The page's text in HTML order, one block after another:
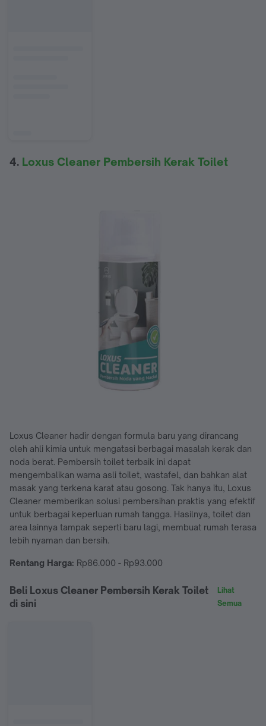
4. Loxus Cleaner Pembersih Kerak Toilet
Loxus Cleaner hadir dengan formula baru yang dirancang
oleh ahli kimia untuk mengatasi berbagai masalah kerak dan
noda berat. Pembersih toilet terbaik ini dapat
mengembalikan warna asli toilet, wastafel, dan bahkan alat
masak yang terkena karat atau gosong. Tak hanya itu, Loxus
Cleaner memberikan solusi pembersihan praktis yang efektif
untuk berbagai keperluan rumah tangga. Hasilnya, toilet dan
area lainnya tampak seperti baru lagi, membuat rumah terasa
lebih nyaman dan bersih.
Rentang Harga: Rp86.000 - Rp93.000
Beli Loxus Cleaner Pembersih Kerak Toilet
di sini
Lihat
Semua